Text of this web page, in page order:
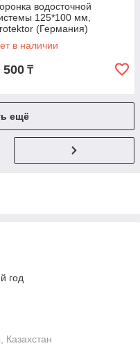
водосточной
125*100 мм,
(Германия)
в наличии
500 ₸
ещё
год